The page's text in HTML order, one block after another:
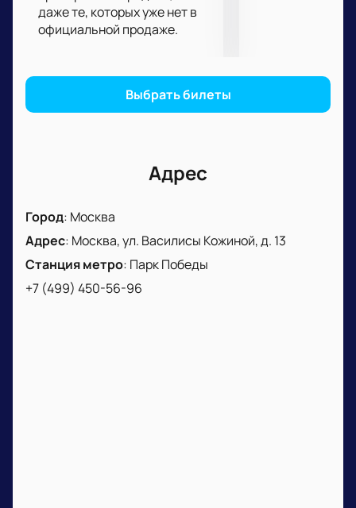
удобным.
Купить билеты на кубок Легенд «Финал
Волейбольной арене «Динамо»можно на нашем
сайте. Не упустите возможность стать частью
этого значимого спортивного события и
даже те, которых уже нет в
официальной продаже.
Выбрать билеты
Адрес
Город: Москва
Адрес: Москва, ул. Василисы Кожиной, д. 13
Станция метро: Парк Победы
+7 (499) 450-56-96